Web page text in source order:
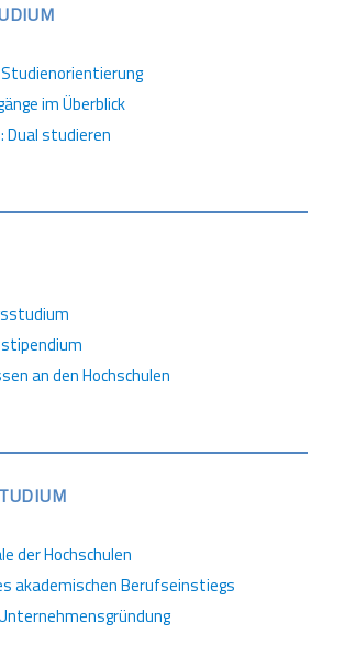
im Überblick
Dual studieren
an den Hochschulen
der Hochschulen
akademischen Berufseinstiegs